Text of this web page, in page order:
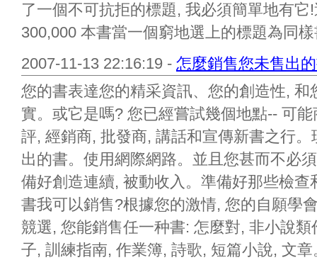
了一個不可抗拒的標題, 我必須簡單地有
300,000 本書當一個窮地選上的標題為同
2007-11-13 22:16:19 - 怎麼銷售您未售出
您的書表達您的精采資訊、您的創造性,
實。或它是嗎? 您已經嘗試幾個地點-- 可
評, 經銷商, 批發商, 講話和宣傳新書之行
出的書。使用網際網路。並且您甚而不必
備好創造連續, 被動收入。準備好那些檢
書我可以銷售?根據您的激情, 您的自願學
競選, 您能銷售任一种書: 怎麼對, 非小說
子, 訓練指南, 作業簿, 詩歌, 短篇小說, 文